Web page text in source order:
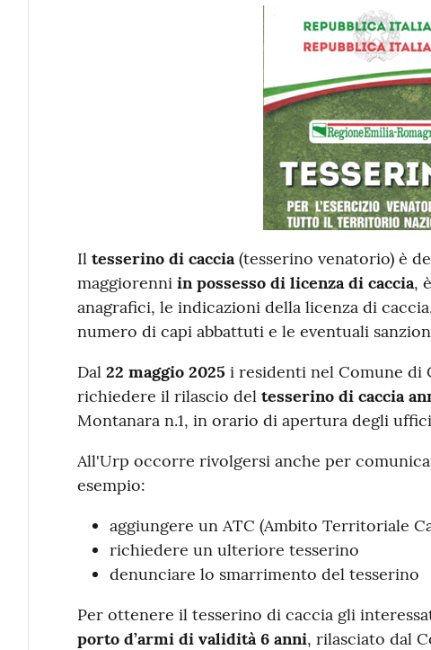
Il tesserino di caccia(tesserino venatorio) è
maggiorenni in possesso di licenza di caccia, è
anagrafici, le indicazioni della licenza di
numero di capi abbattuti e le eventuali
Dal 22 maggio 2025 i residenti nel Comune di
richiedere il rilascio del tesserino di caccia
Montanara n.1, in orario di apertura degli
All'Urp occorre rivolgersi anche per
esempio:
aggiungere un ATC (Ambito Territoriale
richiedere un ulteriore tesserino
denunciare lo smarrimento del tesserino
Per ottenere il tesserino di caccia gli
porto d’armi di validità 6 anni, rilasciato dal